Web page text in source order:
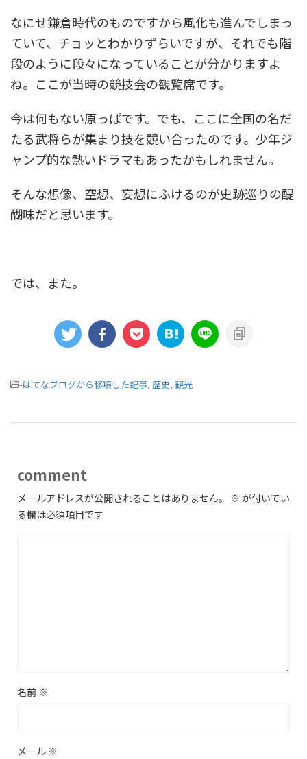
なにせ鎌倉時代のものですから風化も進んでしまっ
ていて、チョッとわかりずらいですが、それでも階
段のように段々になっていることが分かりますよ
ね。ここが当時の競技会の観覧席です。
今は何もない原っぱです。でも、ここに全国の名だ
たる武将らが集まり技を競い合ったのです。少年ジ
ャンプ的な熱いドラマもあったかもしれません。
そんな想像、空想、妄想にふけるのが史跡巡りの醍
醐味だと思います。
では、また。
-はてなブログから移項した記事, 歴史, 観光
comment
メールアドレスが公開されることはありません。 ※ が付いてい
る欄は必須項目です
名前 ※
メール ※